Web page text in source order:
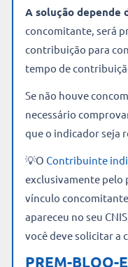
A solução depende
concomitante, será
contribuição para
tempo de
Se não houve
necessário
que o indicador seja
💡O Contribuinte
exclusivamente pelo
vínculo
apareceu no seu
você deve solicitar a
PREM-BLOQ-